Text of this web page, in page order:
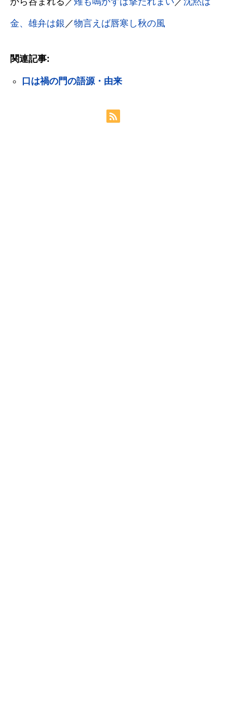
金、雄弁は銀 ／物言えば唇寒し秋の風
関連記事:
口は禍の門の語源・由来